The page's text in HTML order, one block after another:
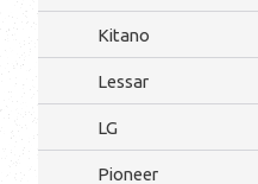
Kitano
Lessar
LG
Pioneer